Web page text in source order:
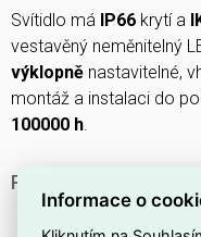
Svítidlo má IP66 krytí a
vestavěný neměnitelný
výklopně nastavitelné,
montáž a instalaci do
100000 h.
PROČ SI VYBRAT
Těleso má černé
Informace o